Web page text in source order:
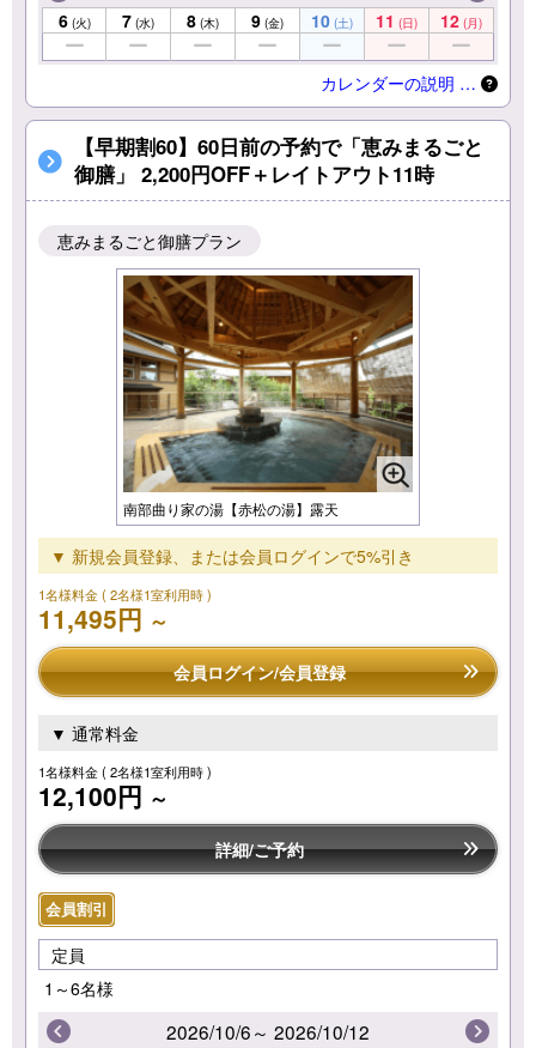
6 (火) 7 (水) 8 (木) 9 (金) 10 (土) 11 (日) 12 (月)
カレンダーの説明 …
【早期割60】60日前の予約で「恵みまるごと
御膳」 2,200円OFF＋レイトアウト11時
恵みまるごと御膳プラン
南部曲り家の湯【赤松の湯】露天
▼ 新規会員登録、または会員ログインで5%引き
1名様料金( 2名様1室利用時 )
11,495円 ～
会員ログイン/会員登録
▼ 通常料金
1名様料金( 2名様1室利用時 )
12,100円 ～
詳細/ご予約
会員割引
定員
1～6名様
2026/10/6～ 2026/10/12